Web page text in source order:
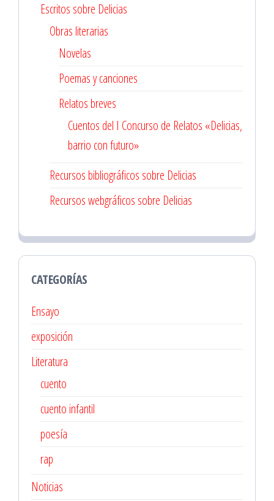
Escritos sobre Delicias
Obras literarias
Novelas
Poemas y canciones
Relatos breves
Cuentos del I Concurso de Relatos «Delicias,
barrio con futuro»
Recursos bibliográficos sobre Delicias
Recursos webgráficos sobre Delicias
CATEGORÍAS
Ensayo
exposición
Literatura
cuento
cuento infantil
poesía
rap
Noticias